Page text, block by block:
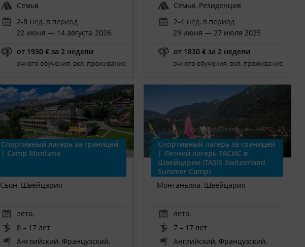
Семья
2-8
22 июня — 14 августа 2026
от 1930 € за 2 недели
Семья, Резиденция
2-4
29 июня — 27 июля 2025
от 1830 € за 2 недели
Спортивный лагерь за границей
| Camp Montana
Сьон, Швейцария
лето,
8 – 17 лет
Английский, Французский,
Спортивный лагерь за границей
| Летний лагерь ТАСИС в
Швейцарии (TASIS Switzerland
Summer Camp)
Монтаньола, Швейцария
лето,
7 – 17 лет
Английский, Французский,